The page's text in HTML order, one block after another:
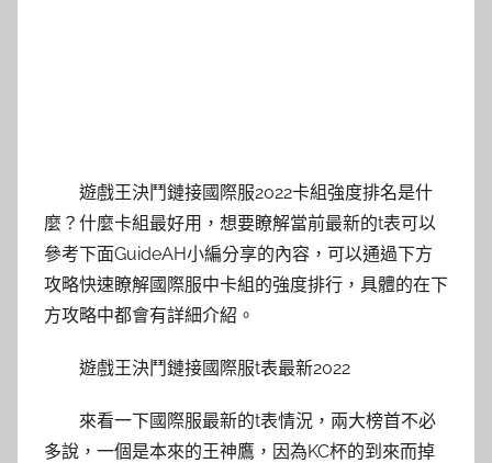
遊戲王決鬥鏈接國際服2022卡組強度排名是什
麼？什麼卡組最好用，想要瞭解當前最新的t表可以
參考下面GuideAH小編分享的內容，可以通過下方
攻略快速瞭解國際服中卡組的強度排行，具體的在下
方攻略中都會有詳細介紹。
遊戲王決鬥鏈接國際服t表最新2022
來看一下國際服最新的t表情況，兩大榜首不必
多說，一個是本來的王神鷹，因為KC杯的到來而掉